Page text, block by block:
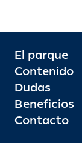
El parque
Contenido
Dudas
Beneficios
Contacto